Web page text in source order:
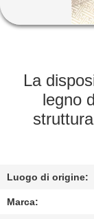
GIRO
La
legno
Luogo di origine:
Marca: